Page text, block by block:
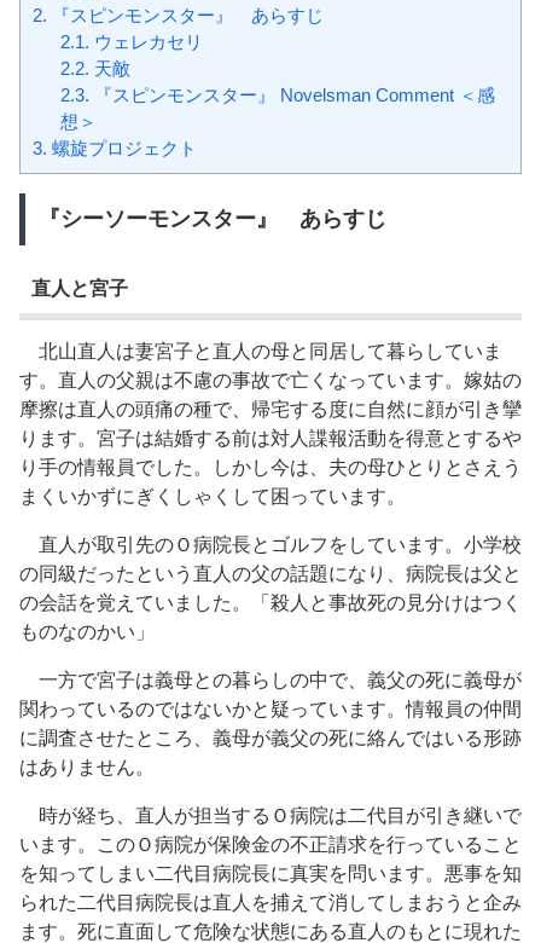
2. 『スピンモンスター』 あらすじ
2.1. ウェレカセリ
2.2. 天敵
2.3. 『スピンモンスター』 Novelsman Comment ＜感
想＞
3. 螺旋プロジェクト
『シーソーモンスター』 あらすじ
直人と宮子
北山直人は妻宮子と直人の母と同居して暮らしていま
す。直人の父親は不慮の事故で亡くなっています。嫁姑の
摩擦は直人の頭痛の種で、帰宅する度に自然に顔が引き攣
ります。宮子は結婚する前は対人諜報活動を得意とするや
り手の情報員でした。しかし今は、夫の母ひとりとさえう
まくいかずにぎくしゃくして困っています。
直人が取引先のＯ病院長とゴルフをしています。小学校
の同級だったという直人の父の話題になり、病院長は父と
の会話を覚えていました。「殺人と事故死の見分けはつく
ものなのかい」
一方で宮子は義母との暮らしの中で、義父の死に義母が
関わっているのではないかと疑っています。情報員の仲間
に調査させたところ、義母が義父の死に絡んではいる形跡
はありません。
時が経ち、直人が担当するＯ病院は二代目が引き継いで
います。このＯ病院が保険金の不正請求を行っていること
を知ってしまい二代目病院長に真実を問います。悪事を知
られた二代目病院長は直人を捕えて消してしまおうと企み
ます。死に直面して危険な状態にある直人のもとに現れた